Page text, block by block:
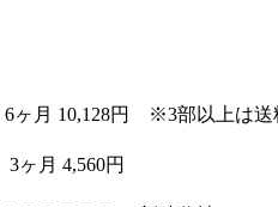
6ヶ月 10,128円 ※3部以上は
3ヶ月 4,560円